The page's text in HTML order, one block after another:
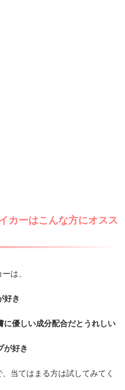
カーはこんな方にオスス
は、
好き
に優しい成分配合だとうれしい
が好き
当てはまる方は試してみてく